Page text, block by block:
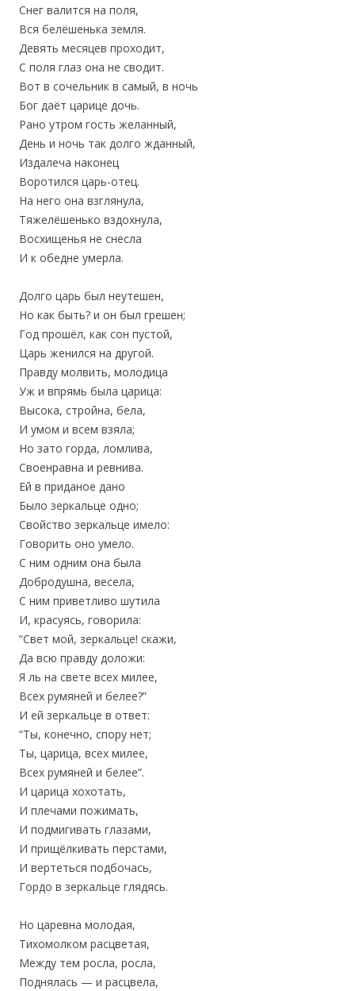
Снег валится на поля,
Вся белёшенька земля.
Девять месяцев проходит,
С поля глаз она не сводит.
Вот в сочельник в самый, в ночь
Бог даёт царице дочь.
Рано утром гость желанный,
День и ночь так долго жданный,
Издалеча наконец
Воротился царь-отец.
На него она взглянула,
Тяжелёшенько вздохнула,
Восхищенья не снесла
И к обедне умерла.
Долго царь был неутешен,
Но как быть? и он был грешен;
Год прошёл, как сон пустой,
Царь женился на другой.
Правду молвить, молодица
Уж и впрямь была царица:
Высока, стройна, бела,
И умом и всем взяла;
Но зато горда, ломлива,
Своенравна и ревнива.
Ей в приданое дано
Было зеркальце одно;
Свойство зеркальце имело:
Говорить оно умело.
С ним одним она была
Добродушна, весела,
С ним приветливо шутила
И, красуясь, говорила:
“Свет мой, зеркальце! скажи,
Да всю правду доложи:
Я ль на свете всех милее,
Всех румяней и белее?”
И ей зеркальце в ответ:
“Ты, конечно, спору нет;
Ты, царица, всех милее,
Всех румяней и белее”.
И царица хохотать,
И плечами пожимать,
И подмигивать глазами,
И прищёлкивать перстами,
И вертеться подбочась,
Гордо в зеркальце глядясь.
Но царевна молодая,
Тихомолком расцветая,
Между тем росла, росла,
Поднялась — и расцвела,